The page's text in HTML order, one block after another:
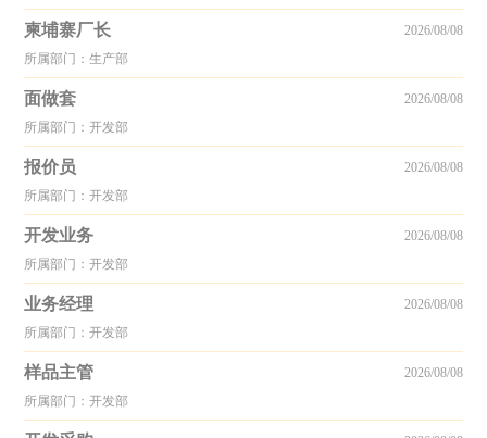
柬埔寨厂长
所属部门：生产部
2026/08/08
面做套
所属部门：开发部
2026/08/08
报价员
所属部门：开发部
2026/08/08
开发业务
所属部门：开发部
2026/08/08
业务经理
所属部门：开发部
2026/08/08
样品主管
所属部门：开发部
2026/08/08